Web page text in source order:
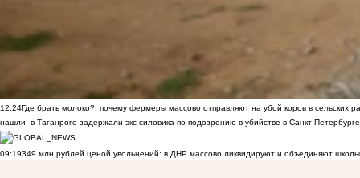
12:24Где брать молоко?: почему фермеры массово отправляют на убой коров в сельских
нашли: в Таганроге задержали экс-силовика по подозрению в убийстве в Санкт-Петербурге
09:19349 млн рублей ценой увольнений: в ДНР массово ликвидируют и объединяют